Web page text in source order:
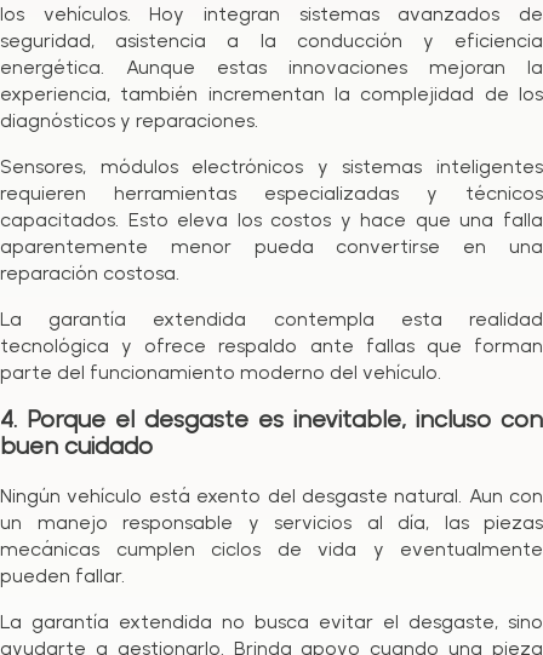
los vehículos. Hoy integran sistemas avanzados de
seguridad, asistencia a la conducción y eficiencia
energética. Aunque estas innovaciones mejoran la
experiencia, también incrementan la complejidad de los
diagnósticos y reparaciones.
Sensores, módulos electrónicos y sistemas inteligentes
requieren herramientas especializadas y técnicos
capacitados. Esto eleva los costos y hace que una falla
aparentemente menor pueda convertirse en una
reparación costosa.
La garantía extendida contempla esta realidad
tecnológica y ofrece respaldo ante fallas que forman
parte del funcionamiento moderno del vehículo.
4. Porque el desgaste es inevitable, incluso con
buen cuidado
Ningún vehículo está exento del desgaste natural. Aun con
un manejo responsable y servicios al día, las piezas
mecánicas cumplen ciclos de vida y eventualmente
pueden fallar.
La garantía extendida no busca evitar el desgaste, sino
ayudarte a gestionarlo. Brinda apoyo cuando una pieza